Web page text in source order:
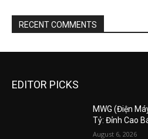
RECENT COMMENTS
EDITOR PICKS
MWG (Điện
Tỷ: Đỉnh Cao
August 6, 2026